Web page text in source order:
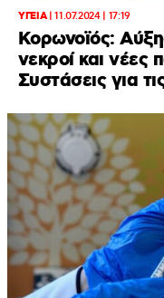
ΥΓΕΙΑ|11.07.2024 | 17:19
Κορωνοϊός:
νεκροί και νέες
Συστάσεις για